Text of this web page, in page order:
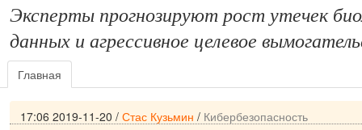
Эксперты прогнозируют рост утечек
данных и агрессивное целевое
Главная
17:06 2019-11-20 / Стас Кузьмин / Кибербезопасность